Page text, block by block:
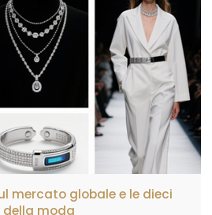
mercato globale e le dieci
della moda